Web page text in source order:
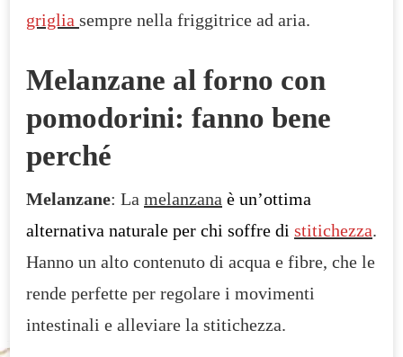
griglia sempre nella friggitrice ad aria.
Melanzane al forno con
pomodorini: fanno bene
perché
Melanzane: La melanzana è un’ottima
alternativa naturale per chi soffre di stitichezza.
Hanno un alto contenuto di acqua e fibre, che le
rende perfette per regolare i movimenti
intestinali e alleviare la stitichezza.